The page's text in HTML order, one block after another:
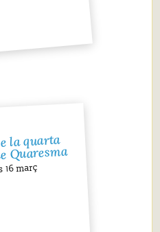
la quarta
Quaresma
16 març